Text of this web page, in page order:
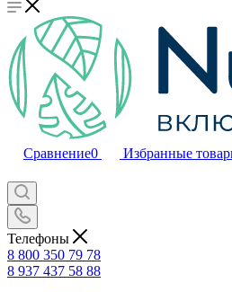
Сравнение0 Избранные
Телефоны
8 800 350 79 78
8 937 437 58 88